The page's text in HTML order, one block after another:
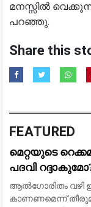
മനസ്സിൽ
പറഞ്ഞു.
Share this
FEATURED
മെറ്റയുടെ
പദവി
ആൽഗോരിതം വഴി
കാണണമെന്ന്